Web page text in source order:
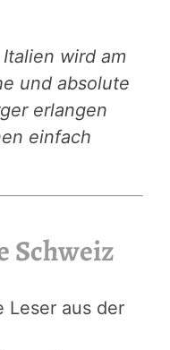
Italien wird am
und absolute
erlangen
einfach
Schweiz
Leser aus der